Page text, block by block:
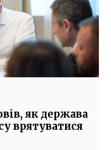
як держава
врятуватися